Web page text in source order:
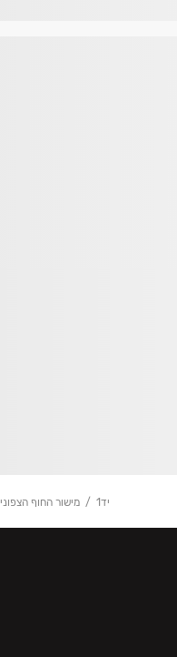
יד1 מישור החוף הצפוני